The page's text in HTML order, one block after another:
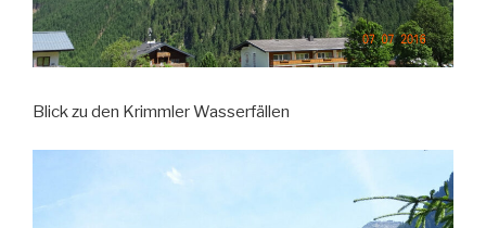
Blick zu den Krimmler Wasserfällen